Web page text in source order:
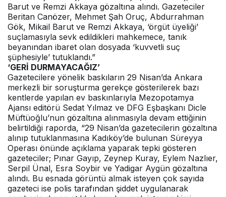
Barut ve Remzi Akkaya gözaltına alındı. Gazeteciler
Beritan Canözer, Mehmet Şah Oruç, Abdurrahman
Gök, Mikail Barut ve Remzi Akkaya, ‘örgüt üyeliği’
suçlamasıyla sevk edildikleri mahkemece, tanık
beyanından ibaret olan dosyada ‘kuvvetli suç
şüphesiyle’ tutuklandı.”
‘GERİ DURMAYACAĞIZ’
Gazetecilere yönelik baskıların 29 Nisan’da Ankara
merkezli bir soruşturma gerekçe gösterilerek bazı
kentlerde yapılan ev baskınlarıyla Mezopotamya
Ajansı editörü Sedat Yılmaz ve DFG Eşbaşkanı Dicle
Müftüoğlu’nun gözaltına alınmasıyla devam ettiğinin
belirtildiği raporda, “29 Nisan’da gazetecilerin gözaltına
alınıp tutuklanmasına Kadıköy’de bulunan Süreyya
Operası önünde açıklama yaparak tepki gösteren
gazeteciler; Pınar Gayıp, Zeynep Kuray, Eylem Nazlıer,
Serpil Ünal, Esra Soybir ve Yadigar Aygün gözaltına
alındı. Bu esnada görüntü almak isteyen çok sayıda
gazeteci ise polis tarafından şiddet uygulanarak